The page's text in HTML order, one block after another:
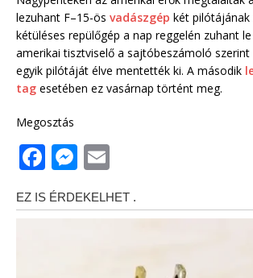
lezuhant F–15-ös vadászgép két pilótájának
kétüléses repülőgép a nap reggelén zuhant
amerikai tisztviselő a sajtóbeszámoló szerint
egyik pilótáját élve mentették ki. A második
tag esetében ez vasárnap történt meg.
Megosztás
F
a
c
M
ssai